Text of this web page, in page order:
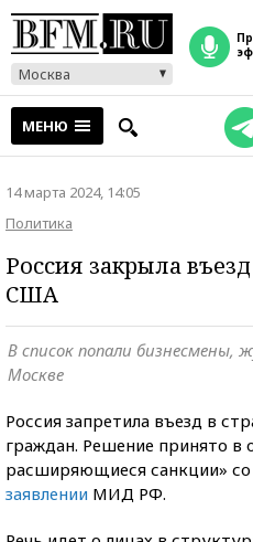
Москва
прямой
МЕНЮ
14 марта 2024, 14:05
Политика
Россия закрыла
США
В список попали бизнесмены,
Москве
Россия запретила въезд в
граждан. Решение принято в
расширяющиеся санкции»
заявлении МИД РФ.